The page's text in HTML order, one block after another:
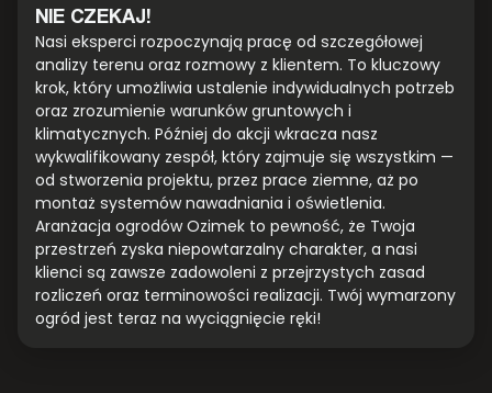
NIE CZEKAJ!
Nasi eksperci rozpoczynają pracę od szczegółowej
analizy terenu oraz rozmowy z klientem. To kluczowy
krok, który umożliwia ustalenie indywidualnych potrzeb
oraz zrozumienie warunków gruntowych i
klimatycznych. Później do akcji wkracza nasz
wykwalifikowany zespół, który zajmuje się wszystkim —
od stworzenia projektu, przez prace ziemne, aż po
montaż systemów nawadniania i oświetlenia.
Aranżacja ogrodów Ozimek to pewność, że Twoja
przestrzeń zyska niepowtarzalny charakter, a nasi
klienci są zawsze zadowoleni z przejrzystych zasad
rozliczeń oraz terminowości realizacji. Twój wymarzony
ogród jest teraz na wyciągnięcie ręki!